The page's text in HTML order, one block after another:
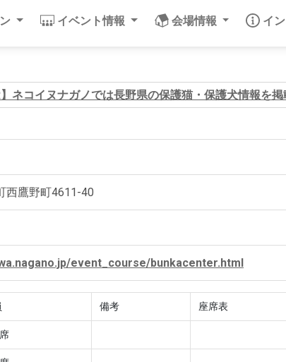
イベント情報 会場情報 イ
ネコイヌナガノでは長野県の保護猫・保護犬情報を掲
西鷹野町4611-40
event_course/bunkacenter.html
備考 座席表